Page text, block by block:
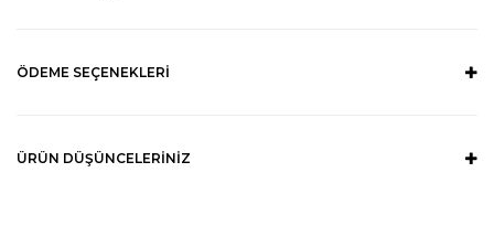
ÖDEME SEÇENEKLERI
ÜRÜN DÜŞÜNCELERINIZ